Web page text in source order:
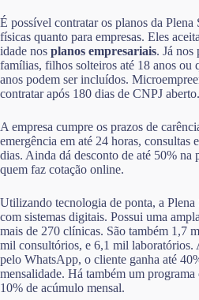
É possível contratar os planos da Plena
físicas quanto para empresas. Eles
idade nos planos empresariais. Já nos
famílias, filhos solteiros até 18 anos ou
anos podem ser incluídos.
contratar após 180 dias de CNPJ aberto.
A empresa cumpre os prazos de
emergência em até 24 horas, consultas
dias. Ainda dá desconto de até 50% na
quem faz cotação online.
Utilizando tecnologia de ponta, a
com sistemas digitais. Possui uma
mais de 270 clínicas. São também 1,7
mil consultórios, e 6,1 mil laboratórios.
pelo WhatsApp, o cliente ganha até
mensalidade. Há também um
10% de acúmulo mensal.